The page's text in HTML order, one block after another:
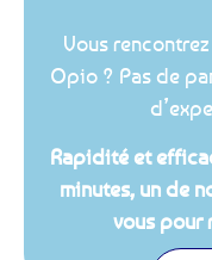
Vous
Opio ? Pas de
Rapidité et
minutes, un de
vous pour